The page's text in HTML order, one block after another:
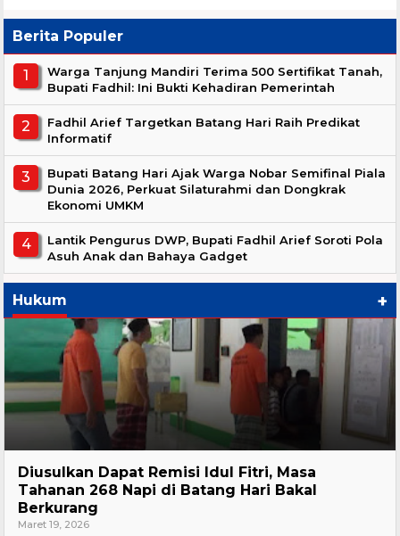
Berita Populer
Warga Tanjung Mandiri Terima 500 Sertifikat Tanah,
Bupati Fadhil: Ini Bukti Kehadiran Pemerintah
Fadhil Arief Targetkan Batang Hari Raih Predikat
Informatif
Bupati Batang Hari Ajak Warga Nobar Semifinal Piala
Dunia 2026, Perkuat Silaturahmi dan Dongkrak
Ekonomi UMKM
Lantik Pengurus DWP, Bupati Fadhil Arief Soroti Pola
Asuh Anak dan Bahaya Gadget
Hukum +
Diusulkan Dapat Remisi Idul Fitri, Masa
Tahanan 268 Napi di Batang Hari Bakal
Berkurang
Maret 19, 2026